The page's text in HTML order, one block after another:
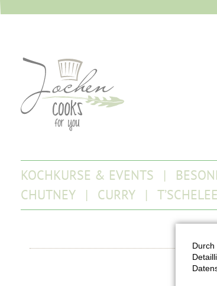
KOCHKURSE & EVENTS
CHUTNEY
CURRY T’SCHELEE
Durch